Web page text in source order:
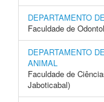
DEPARTAMENTO
Faculdade de
DEPARTAMENTO
ANIMAL
Faculdade de
Jaboticabal)